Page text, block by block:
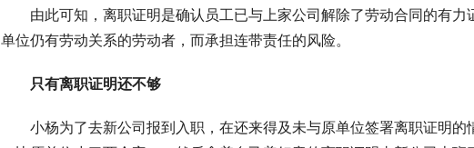
由此可知，离职证明是确认员工已与上家公司解除了劳动合同的有
单位仍有劳动关系的劳动者，而承担连带责任的风险。
只有离职证明还不够
小杨为了去新公司报到入职，在还来得及未与原单位签署离职证明